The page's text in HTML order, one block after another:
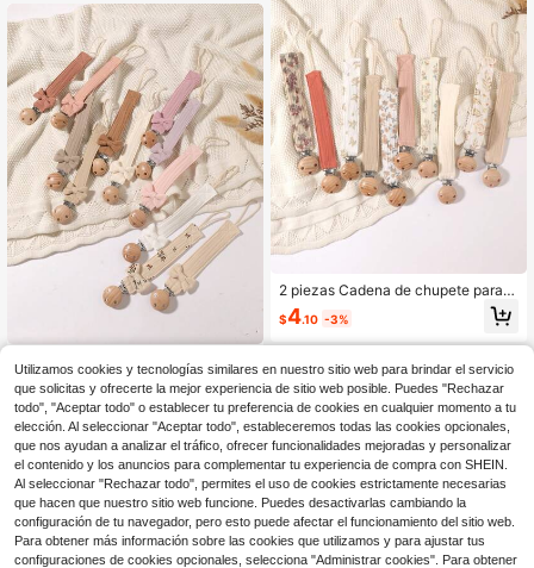
2 piezas Clips para chupete, caden
as para chupete con lazo de moda
en rosa, morado, marrón, albaricoqu
e, adecuado para uso diario, viajes
y hogar de niños y niñas
$4 .30 -3%
2 piezas Cadena de chupete para b
ebé, Clip de chupete con estampad
o de moda y Clip de chupete de ma
dera de 3 agujeros, Adecuado para
$4.10 -3%
Utilizamos cookies y tecnologías similares en nuestro sitio web para brindar el servicio
que solicitas y ofrecerte la mejor experiencia de sitio web posible. Puedes "Rechazar
todo", "Aceptar todo" o establecer tu preferencia de cookies en cualquier momento a tu
elección. Al seleccionar "Aceptar todo", estableceremos todas las cookies opcionales,
que nos ayudan a analizar el tráfico, ofrecer funcionalidades mejoradas y personalizar
el contenido y los anuncios para complementar tu experiencia de compra con SHEIN.
Al seleccionar "Rechazar todo", permites el uso de cookies estrictamente necesarias
que hacen que nuestro sitio web funcione. Puedes desactivarlas cambiando la
configuración de tu navegador, pero esto puede afectar el funcionamiento del sitio web.
Para obtener más información sobre las cookies que utilizamos y para ajustar tus
configuraciones de cookies opcionales, selecciona "Administrar cookies". Para obtener